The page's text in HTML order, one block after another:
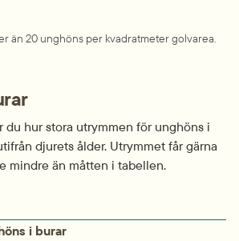
än 20 unghöns per kvadratmeter golvarea.
du hur stora utrymmen för unghöns i
djurets ålder. Utrymmet får gärna
mindre än måtten i tabellen.
i burar